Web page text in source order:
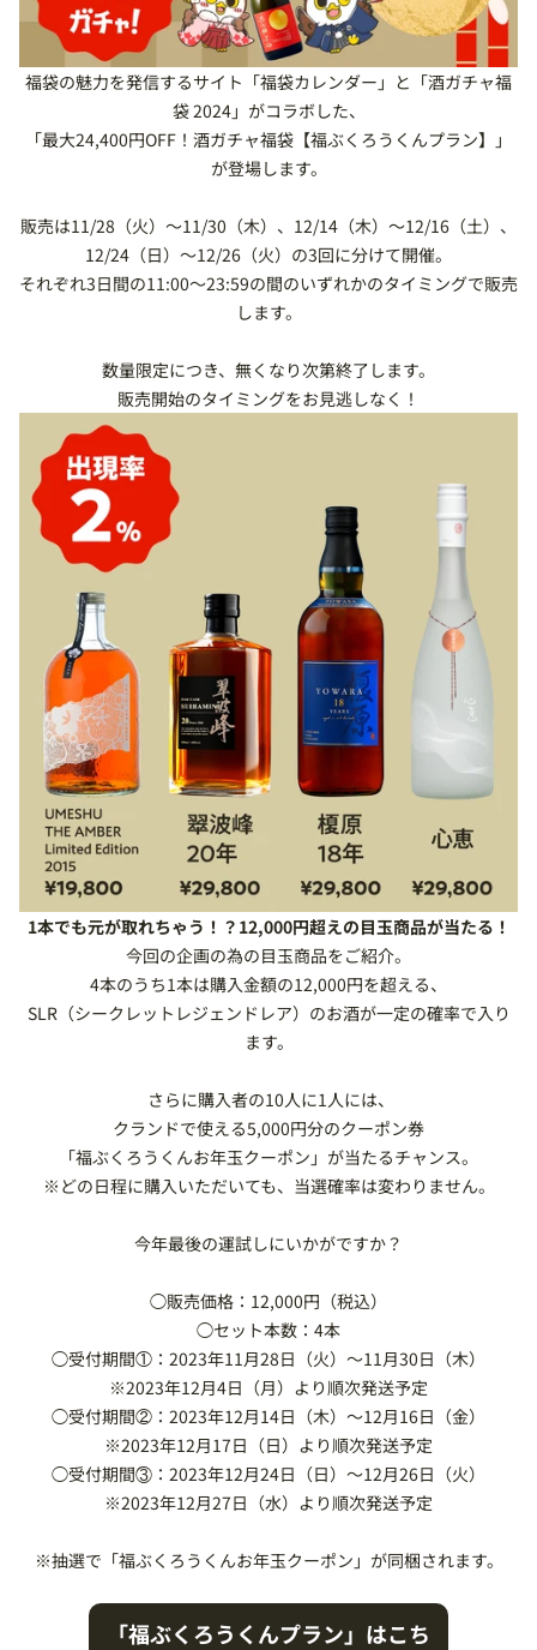
福袋の魅力を発信するサイト「福袋カレンダー」と「酒ガチャ福
袋 2024」がコラボした、
「最大24,400円OFF！酒ガチャ福袋【福ぶくろうくんプラン】」
が登場します。
販売は11/28（火）〜11/30（木）、 12/14（木）〜12/16（土）、
12/24（日）～12/26（火）の3回に分けて開催。
それぞれ3日間の11:00～23:59の間のいずれかのタイミングで販売
します。
数量限定につき、無くなり次第終了します。
販売開始のタイミングをお見逃しなく！
1本でも元が取れちゃう！？12,000円超えの目玉商品が当たる！
今回の企画の為の目玉商品をご紹介。
4本のうち1本は購入金額の12,000円を超える、
SLR（シークレットレジェンドレア）のお酒が一定の確率で入り
ます。
さらに購入者の10人に1人には、
クランドで使える5,000円分のクーポン券
「福ぶくろうくんお年玉クーポン」が当たるチャンス。
※どの日程に購入いただいても、当選確率は変わりません。
今年最後の運試しにいかがですか？
◯販売価格：12,000円（税込）
◯セット本数：4本
◯受付期間①：2023年11月28日（火）〜11月30日（木）
※2023年12月4日（月）より順次発送予定
◯受付期間②：2023年12月14日（木）〜12月16日（金）
※2023年12月17日（日）より順次発送予定
◯受付期間③：2023年12月24日（日）～12月26日（火）
※2023年12月27日（水）より順次発送予定
※抽選で「福ぶくろうくんお年玉クーポン」が同梱されます。
「福ぶくろうくんプラン」はこち